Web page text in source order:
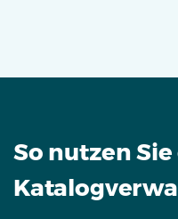
So nutzen